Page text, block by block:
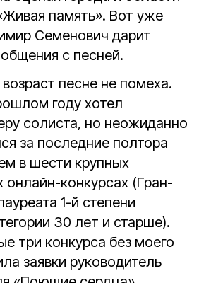
память». Вот уже
Семенович дарит
с песней.
песне не помеха.
году хотел
солиста, но неожиданно
за последние полтора
в шести крупных
конкурсах (Гран-
1-й степени
30 лет и старше).
три конкурса без моего
заявки руководитель